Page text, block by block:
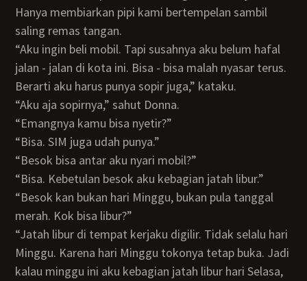
Hanya membiarkan pipi kami bertempelan sambil
saling remas tangan.
“Aku ingin beli mobil. Tapi susahnya aku belum hafal
jalan - jalan di kota ini. Bisa - bisa malah nyasar terus.
Berarti aku harus punya sopir juga,” kataku.
“Aku aja sopirnya,” sahut Donna.
“Emangnya kamu bisa nyetir?”
“Bisa. SIM juga udah punya.”
“Besok bisa antar aku nyari mobil?”
“Bisa. Kebetulan besok aku kebagian jatah libur.”
“Besok kan bukan hari Minggu, bukan pula tanggal
merah. Kok bisa libur?”
“Jatah libur di tempat kerjaku digilir. Tidak selalu hari
Minggu. Karena hari Minggu tokonya tetap buka. Jadi
kalau minggu ini aku kebagian jatah libur hari Selasa,